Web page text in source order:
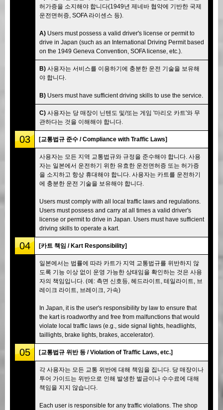
허가증을 소지해야 합니다(1949년 제네바 협약에 기반한 국제
운전면허증, SOFA 라이센스 등).
A) Users must possess a valid driver's license or permit to
drive in Japan (such as an International Driving Permit based
on the 1949 Geneva Convention, SOFA license, etc.).
B) 사용자는 서비스를 이용하기에 충분한 운전 기술을 보유해
야 합니다.
B) Users must have sufficient driving skills to use the service.
C) 사용자는 당 매장이 닌텐도 및/또는 게임 '마리오 카트'와 무
관하다는 것을 이해해야 합니다.
03 [교통법규 준수 / Compliance with Traffic Laws]
사용자는 모든 지역 교통법규와 규정을 준수해야 합니다. 사용
자는 일본에서 운전하기 위한 유효한 운전면허증 또는 허가증
을 소지하고 항상 휴대해야 합니다. 사용자는 카트를 운전하기
에 충분한 운전 기술을 보유해야 합니다.
Users must comply with all local traffic laws and regulations.
Users must possess and carry at all times a valid driver's
license or permit to drive in Japan. Users must have sufficient
driving skills to operate a kart.
04 [카트 책임 / Kart Responsibility]
일본에서는 법률에 따라 카트가 지역 교통법규를 위반하지 않
도록 기능 이상 없이 운영 가능한 상태임을 확인하는 것은 사용
자의 책임입니다. (예: 측면 신호등, 헤드라이트, 테일라이트, 브
레이크 라이트, 브레이크, 가속)
In Japan, it is the user's responsibility by law to ensure that
the kart is roadworthy and free from malfunctions that would
violate local traffic laws (e.g., side signal lights, headlights,
taillights, brake lights, brakes, accelerator).
05 [교통법규 위반 등 / Violation of Traffic Laws, etc.]
각 사용자는 모든 교통 위반에 대해 책임을 집니다. 당 매장이나
투어 가이드는 위반으로 인해 발생한 벌금이나 수수료에 대해
책임을 지지 않습니다.
Each user is responsible for any traffic violations. The shop